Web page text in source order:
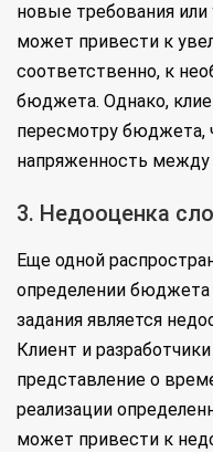
новые требования
может привести к
соответственно, к
бюджета. Однако,
пересмотру бюджета,
напряженность между
3. Недооценка
Еще одной
определении бюджета
задания является
Клиент и
представление о
реализации
может привести к